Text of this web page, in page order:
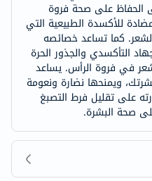
الحفاظ على صحة فروة
للأكسدة الطبيعية التي
كما تساعد خصائصه
التأكسدي والجذور الحرة
في فروة الرأس. يساعد
ويمنحها نضارة ونعومة
على تقليل فرط التصبغ
صحة البشرة.